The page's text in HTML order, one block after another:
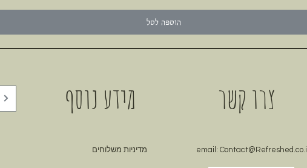
הוספה לסל
מידע נוסף
מדיניות משלוחים
צרו קשר
email: Contact@Refreshed.co.il